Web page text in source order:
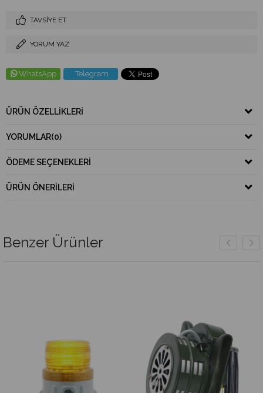
TAVSIYE ET
YORUM YAZ
WhatsApp Telegram
ÜRÜN ÖZELLIKLERI
YORUMLAR(0)
ÖDEME SEÇENEKLERI
ÜRÜN ÖNERILERI
Benzer Ürünler